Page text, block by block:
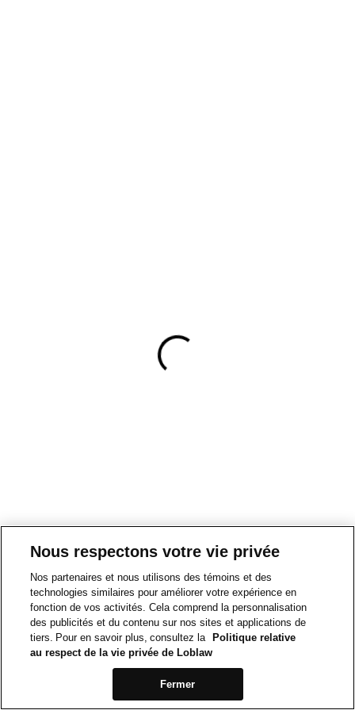
Nous respectons votre vie privée
Nos partenaires et nous utilisons des témoins et des
technologies similaires pour améliorer votre expérience en
fonction de vos activités. Cela comprend la personnalisation
des publicités et du contenu sur nos sites et applications de
tiers. Pour en savoir plus, consultez la
Politique relative
au respect de la vie privée de Loblaw
Fermer